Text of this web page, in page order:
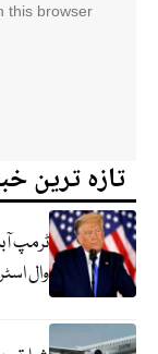
this browser
تازہ ترین
ٹرمپ
وال